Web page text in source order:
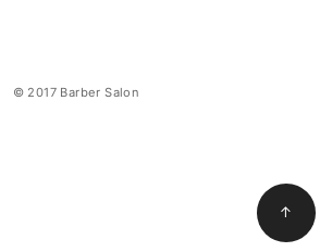
© 2017 Barber Salon
↑